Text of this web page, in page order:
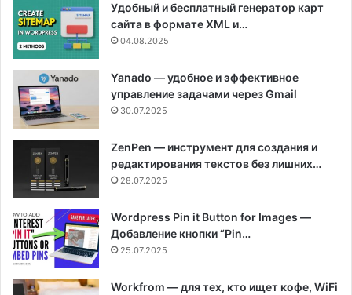
Удобный и бесплатный генератор карт
сайта в формате XML и…
04.08.2025
Yanado — удобное и эффективное
управление задачами через Gmail
30.07.2025
ZenPen — инструмент для создания и
редактирования текстов без лишних…
28.07.2025
Wordpress Pin it Button for Images —
Добавление кнопки “Pin…
25.07.2025
Workfrom — для тех, кто ищет кофе, WiFi